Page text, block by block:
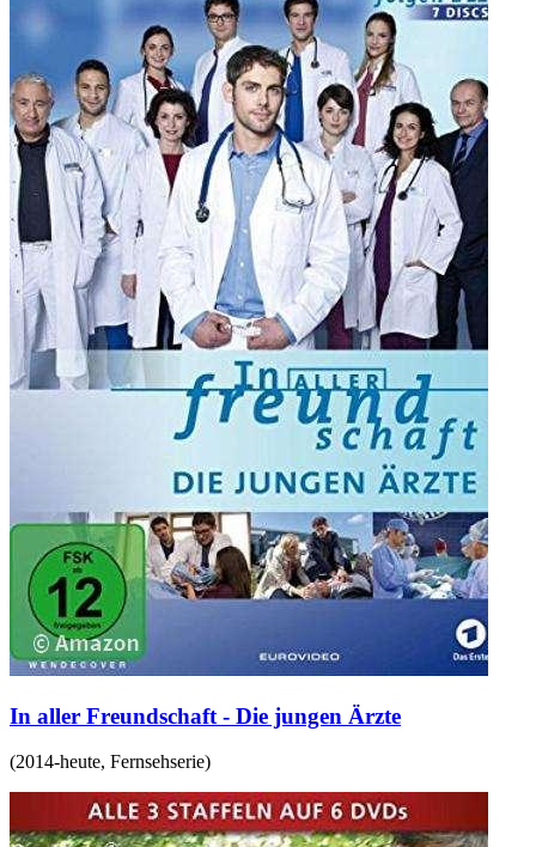
In aller Freundschaft - Die jungen Ärzte
(2014-heute, Fernsehserie)